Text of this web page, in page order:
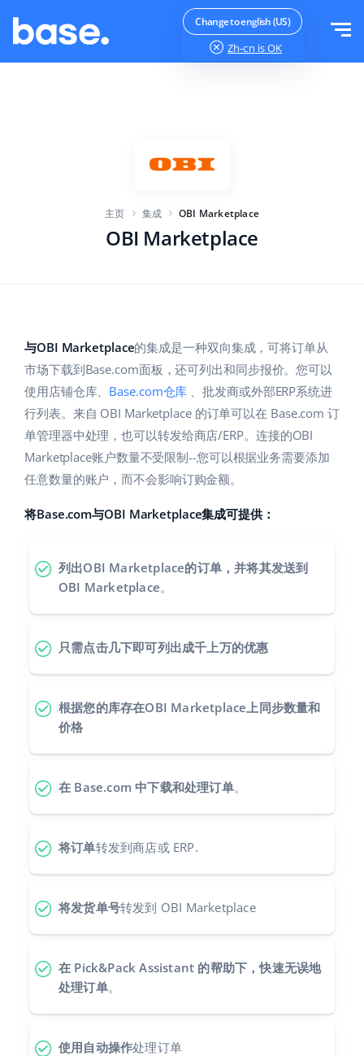
Change to english (US)
Zh-cn is OK
发货管理
工作流程自动化
Base Connect
用于电子商务的人工智能
Base Analytics
针对电子商务初创企业
家庭与花园
儿童产品
电子产品
汽车零部件
超市
健康与美容
帮助
学院
服务
其他
联系方式
中文
english (US)
english (GB)
english (IN)
Ελληνικά
español (MX)
Français
Italiano
polski
português (BR)
登录
主页 集成 OBI Marketplace
OBI Marketplace
与OBI Marketplace的集成是一种双向集成，可将订单从
市场下载到Base.com面板，还可列出和同步报价。您可以
使用店铺仓库、 Base.com仓库 、批发商或外部ERP系统进
行列表。来自 OBI Marketplace 的订单可以在 Base.com 订
单管理器中处理，也可以转发给商店/ERP。连接的OBI
Marketplace账户数量不受限制--您可以根据业务需要添加
任意数量的账户，而不会影响订购金额。
将Base.com与OBI Marketplace集成可提供：
列出OBI Marketplace的订单，并将其发送到
OBI Marketplace。
只需点击几下即可列出成千上万的优惠
根据您的库存在OBI Marketplace上同步数量和
价格
在 Base.com 中下载和处理订单。
将订单转发到商店或 ERP.
将发货单号转发到 OBI Marketplace
在 Pick&Pack Assistant 的帮助下，快速无误地
处理订单。
使用自动操作处理订单